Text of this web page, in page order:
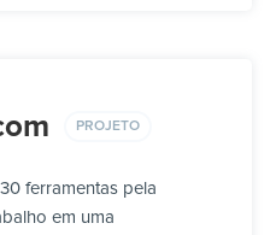
PROJETO
ferramentas pela
em uma